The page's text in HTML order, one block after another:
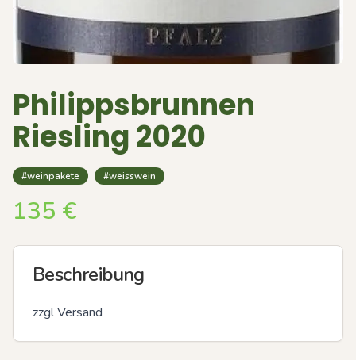
Philippsbrunnen
Riesling 2020
#weinpakete #weisswein
135 €
Beschreibung
zzgl Versand